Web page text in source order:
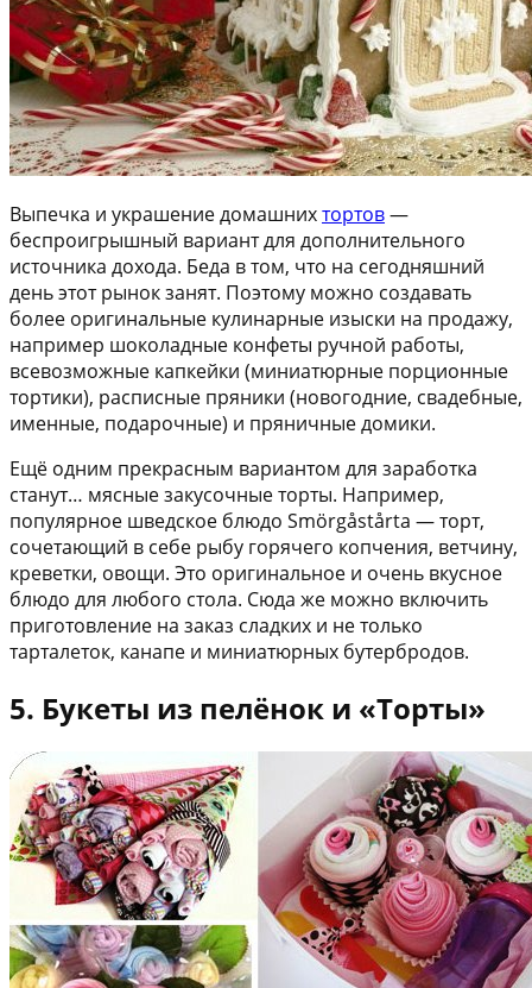
Выпечка и украшение домашнихтортов—
беспроигрышный вариант для дополнительного
источника дохода. Беда в том, что на сегодняшний
день этот рынок занят. Поэтому можно создавать
более оригинальные кулинарные изыски на продажу,
например шоколадные конфеты ручной работы,
всевозможные капкейки (миниатюрные порционные
тортики), расписные пряники (новогодние, свадебные,
именные, подарочные) и пряничные домики.
Ещё одним прекрасным вариантом для заработка
станут… мясные закусочные торты. Например,
популярное шведское блюдо Smörgåstårta — торт,
сочетающий в себе рыбу горячего копчения, ветчину,
креветки, овощи. Это оригинальное и очень вкусное
блюдо для любого стола. Сюда же можно включить
приготовление на заказ сладких и не только
тарталеток, канапе и миниатюрных бутербродов.
5. Букеты из пелёнок и «Торты»